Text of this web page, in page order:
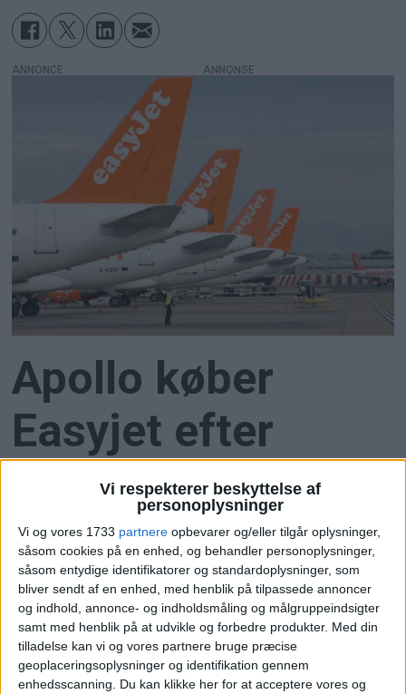
Vi respekterer beskyttelse af
personoplysninger
Vi og vores 1733 partnere opbevarer og/eller tilgår oplysninger,
såsom cookies på en enhed, og behandler personoplysninger,
såsom entydige identifikatorer og standardoplysninger, som
bliver sendt af en enhed, med henblik på tilpassede annoncer
og indhold, annonce- og indholdsmåling og målgruppeindsigter
samt med henblik på at udvikle og forbedre produkter. Med din
tilladelse kan vi og vores partnere bruge præcise
geoplaceringsoplysninger og identifikation gennem
enhedsscanning. Du kan klikke her for at acceptere vores og
ANNONCE
Apollo køber
Easyjet efter
budkamp
Apollo Global Management overtager Easyjet for
5,7 milliarder pund efter måneder med budkamp
om det britiske lavprisselskab.
Her kan du opleve total
solformørkelse